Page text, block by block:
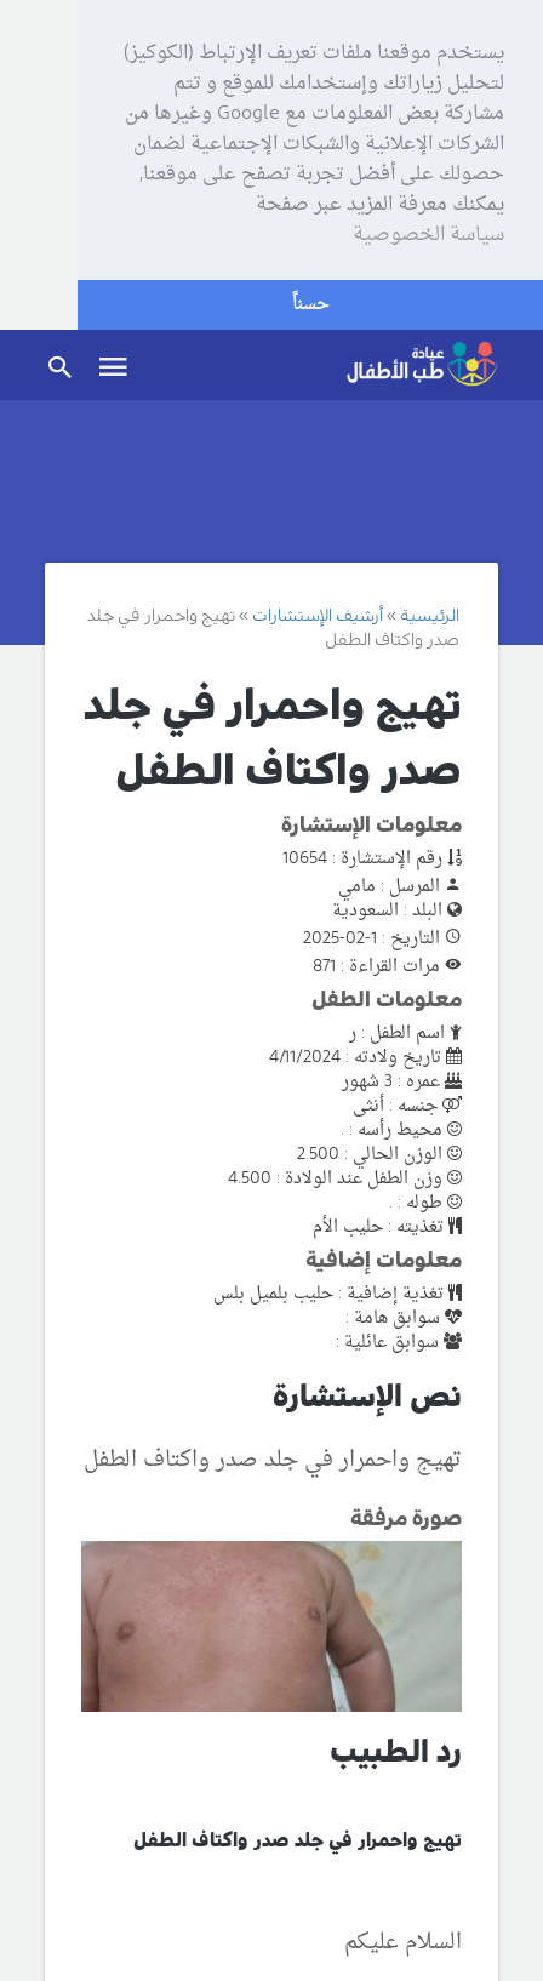
يستخدم موقعنا ملفات تعريف الإرتباط (الكوكيز)
لتحليل زياراتك وإستخدامك للموقع و تتم
مشاركة بعض المعلومات مع Google وغيرها من
الشركات الإعلانية والشبكات الإجتماعية لضمان
حصولك على أفضل تجربة تصفح على موقعنا,
يمكنك معرفة المزيد عبر صفحة
سياسة الخصوصية
حسناً
الرئيسية أرشيف الإستشارات
تهيج واحمرار في جلد
صدر واكتاف الطفل
تهيج واحمرار في جلد
صدر واكتاف الطفل
معلومات الإستشارة
رقم الإستشارة : 10654
المرسل : مامي
البلد : السعودية
التاريخ : 1-02-2025
مرات القراءة : 871
معلومات الطفل
اسم الطفل : ر
تاريخ ولادته : 4/11/2024
عمره : 3 شهور
جنسه : أنثى
محيط رأسه : .
الوزن الحالي : 2.500
وزن الطفل عند الولادة : 4.500
طوله : .
تغذيته : حليب الأم
معلومات إضافية
تغذية إضافية : حليب بلميل بلس
سوابق هامة :
سوابق عائلية :
نص الإستشارة
تهيج واحمرار في جلد صدر واكتاف الطفل
صورة مرفقة
رد الطبيب
تهيج واحمرار في جلد صدر واكتاف الطفل
السلام عليكم